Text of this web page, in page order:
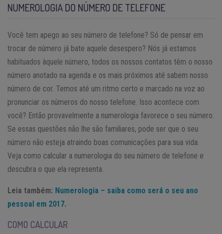
NUMEROLOGIA DO NÚMERO DE TELEFONE
Você tem apego ao seu número de telefone? Só de pensar em
trocar de número já bate aquele desespero? Nós já estamos
habituados àquele número, todos os nossos contatos têm o nosso
número anotado na agenda e os mais próximos até sabem nosso
número de cor. Temos até um ritmo certo e marcado na voz ao
pronunciar os números do nosso telefone. Isso acontece com
você? Então provavelmente a numerologia favorece o seu número.
Se essas questões não lhe são familiares, pode ser que o seu
número não esteja atraindo boas comunicações para sua vida.
Veja como calcular a numerologia do seu número de telefone e
descubra o que ela representa.
Leia também: Numerologia – saiba como será o seu ano
pessoal em 2017.
COMO CALCULAR